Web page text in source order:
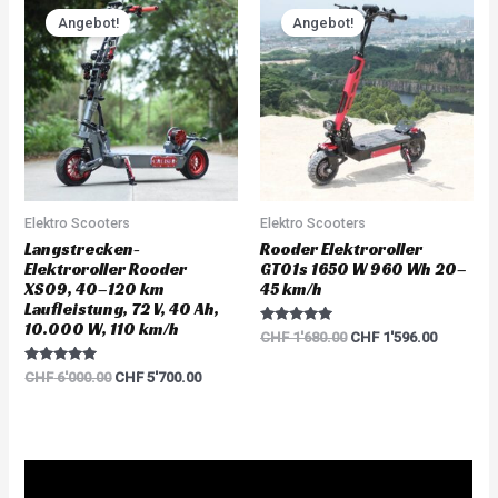
Angebot!
Elektro Scooters
Langstrecken-
Elektroroller Rooder
XS09, 40–120 km
Laufleistung, 72 V, 40 Ah,
10.000 W, 110 km/h
Rated
5.00
CHF6'000.00
price
was:
CHF 6'000.00.
CHF5'700.00
price
is:
CHF 5'700.00.
Angebot!
Elektro Scooters
Rooder Elektroroller
GT01s 1650 W 960 Wh 20–
45 km/h
Rated
5.00
CHF1'680.00
price
was:
CHF 1'680.00.
CHF1'596.00
price
is:
CHF